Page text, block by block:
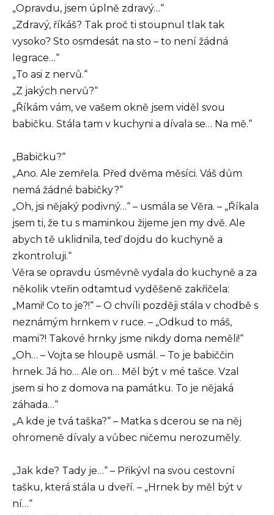
„Opravdu, jsem úplně zdravý…“
„Zdravý, říkáš? Tak proč ti stoupnul tlak tak
vysoko? Sto osmdesát na sto – to není žádná
legrace…“
„To asi z nervů.“
„Z jakých nervů?“
„Říkám vám, ve vašem okně jsem viděl svou
babičku. Stála tam v kuchyni a dívala se… Na mě.“
„Babičku?“
„Ano. Ale zemřela. Před dvěma měsíci. Váš dům
nemá žádné babičky?“
„Oh, jsi nějaký podivný…“ – usmála se Věra. – „Říkala
jsem ti, že tu s maminkou žijeme jen my dvě. Ale
abych tě uklidnila, teď dojdu do kuchyně a
zkontroluji.“
Věra se opravdu úsměvně vydala do kuchyně a za
několik vteřin odtamtud vyděšeně zakřičela:
„Mami! Co to je?!“ – O chvíli později stála v chodbě s
neznámým hrnkem v ruce. – „Odkud to máš,
mami?! Takové hrnky jsme nikdy doma neměli!“
„Oh… – Vojta se hloupě usmál. – To je babiččin
hrnek. Já ho… Ale on… Měl být v mé tašce. Vzal
jsem si ho z domova na památku. To je nějaká
záhada…“
„A kde je tvá taška?“ – Matka s dcerou se na něj
ohromeně dívaly a vůbec ničemu nerozuměly.
„Jak kde? Tady je…“ – Přikývl na svou cestovní
tašku, která stála u dveří. – „Hrnek by měl být v
ní…“